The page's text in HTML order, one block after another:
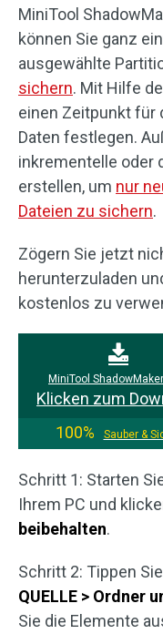
MiniTool
können Sie ganz
ausgewählte
sichern. Mit Hilfe
einen Zeitpunkt für
Daten festlegen.
inkrementelle oder
erstellen, um nur
Dateien zu sichern.
Zögern Sie jetzt
herunterzuladen
kostenlos zu
MiniTool
Klicken zum
100%
Sauber &
Schritt 1: Starten
Ihrem PC und
beibehalten.
Schritt 2: Tippen
QUELLE > Ordner
Sie die Elemente